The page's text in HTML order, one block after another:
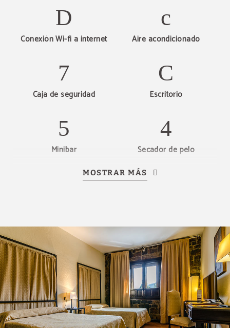
Conexión Wi-fi a internet Aire acondicionado
Caja de seguridad Escritorio
Minibar Secador de pelo
MOSTRAR MÁS